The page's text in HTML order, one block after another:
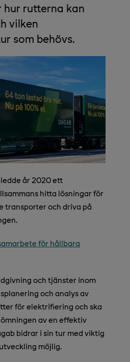
hur rutterna kan
vilken
som behövs.
år 2020 ett
hitta lösningar för
transporter och driva på
för hållbara
och tjänster inom
och analys av
för elektrifiering och ska
av en effektiv
bidrar i sin tur med viktig
möjlig.